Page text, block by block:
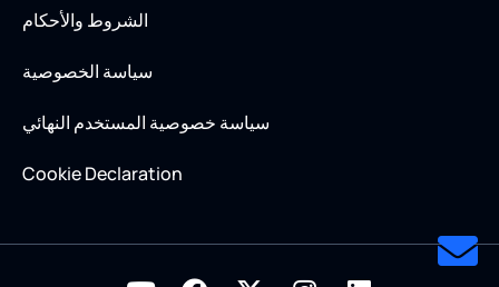
الشروط والأحكام
سياسة الخصوصية
سياسة خصوصية المستخدم النهائي
Cookie Declaration